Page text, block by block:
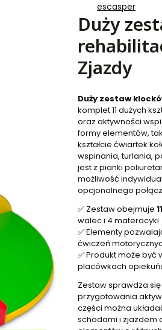
escasper
Duży
Zjazdy
Duży zestaw
komplet 11 dużych
oraz aktywności
formy elementów,
kształcie ćwiartek
wspinania, turlania,
jest z pianki
możliwość
opcjonalnego
✅ Zestaw obejmuje
walec i 4 materacyki
✅ Elementy
ćwiczeń
✅ Produkt może
placówkach
Zestaw sprawdza
przygotowania
części można
schodami i zjazdem